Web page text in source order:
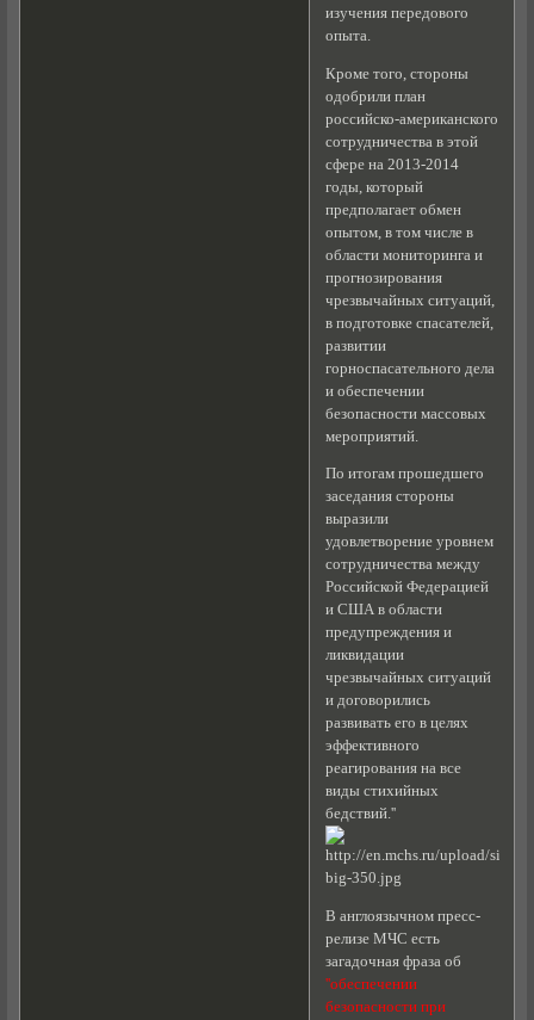
изучения передового
опыта.
Кроме того, стороны
одобрили план
российско-американского
сотрудничества в этой
сфере на 2013-2014
годы, который
предполагает обмен
опытом, в том числе в
области мониторинга и
прогнозирования
чрезвычайных ситуаций,
в подготовке спасателей,
развитии
горноспасательного дела
и обеспечении
безопасности массовых
мероприятий.
По итогам прошедшего
заседания стороны
выразили
удовлетворение уровнем
сотрудничества между
Российской Федерацией
и США в области
предупреждения и
ликвидации
чрезвычайных ситуаций
и договорились
развивать его в целях
эффективного
реагирования на все
виды стихийных
бедствий.''
В англоязычном пресс-
релизе МЧС есть
загадочная фраза об
''обеспечении
безопасности при